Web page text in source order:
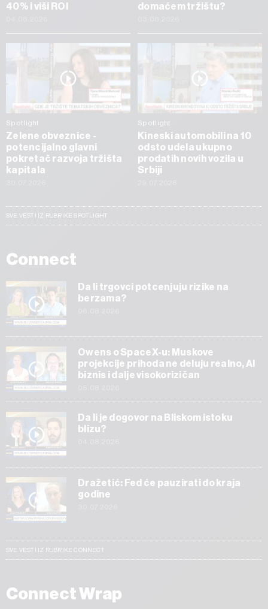
40% i viši ROI
domaćem tržištu?
Spotlight
Zelene obveznice -
potencijalno glavni
pokretač razvoja tržišta
kapitala
Spotlight
Kineski automobili na 10
odsto udela ukupno
prodatih novih vozila u
Srbiji
SVE VESTI IZ RUBRIKE SPOTLIGHT
Connect
Da li trgovci potcenjuju rizike na
berzama?
Owens o SpaceX-u: Muskove
projekcije prihoda ne deluju realno, AI
biznis i dalje visokorizičan
Da li je dogovor na Bliskom istoku
blizu?
Dražetić: Fed će pauzirati do kraja
godine
SVE VESTI IZ RUBRIKE CONNECT
Connect Wrap